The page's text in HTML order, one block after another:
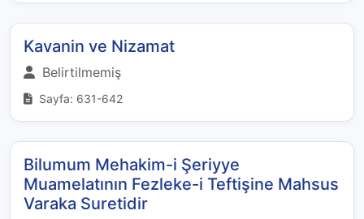
Kavanin ve Nizamat
Belirtilmemiş
Sayfa: 631-642
Bilumum Mehakim-i Şeriyye
Muamelatının Fezleke-i Teftişine Mahsus
Varaka Suretidir